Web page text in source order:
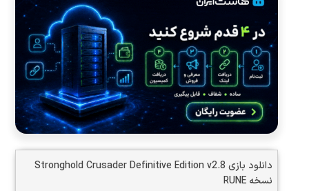
دانلود بازی Stronghold Crusader Definitive Edition v2.8
نسخه RUNE